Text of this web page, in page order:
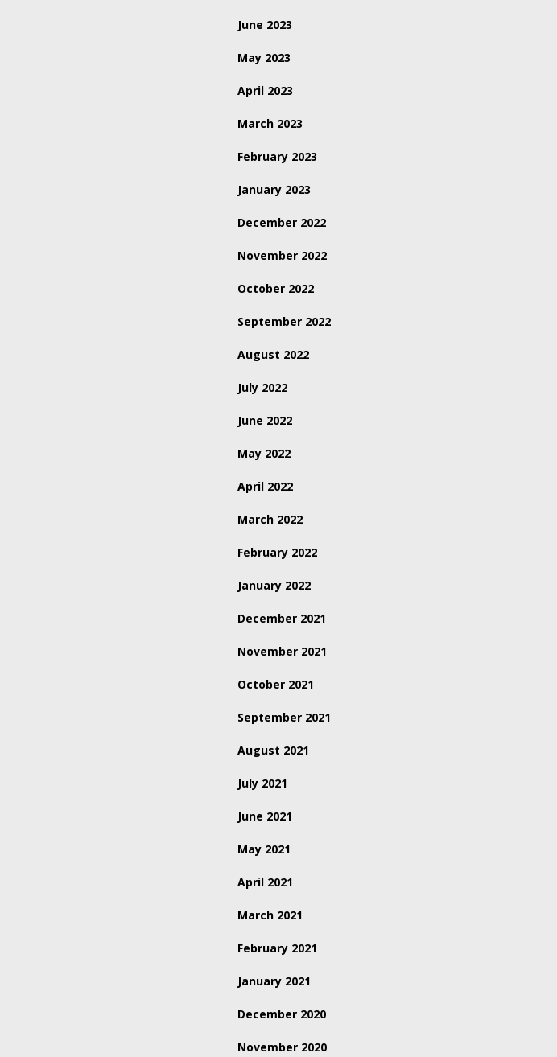
June 2023
May 2023
April 2023
March 2023
February 2023
January 2023
December 2022
November 2022
October 2022
September 2022
August 2022
July 2022
June 2022
May 2022
April 2022
March 2022
February 2022
January 2022
December 2021
November 2021
October 2021
September 2021
August 2021
July 2021
June 2021
May 2021
April 2021
March 2021
February 2021
January 2021
December 2020
November 2020